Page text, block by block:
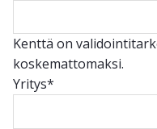
Kenttä on
koskemattomaksi.
Yritys*